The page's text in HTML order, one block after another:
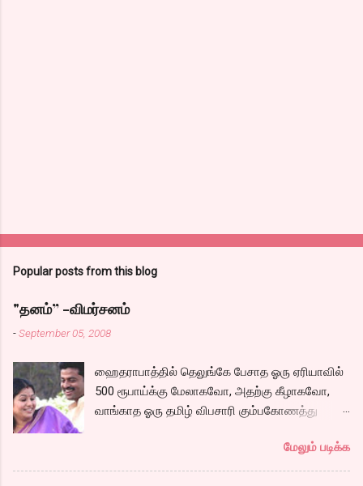
Popular posts from this blog
"தனம்” -விமர்சனம்
-September 05, 2008
ஹைதராபாத்தில் தெலுங்கே பேசாத ஓரு ஏரியாவில்
500 ரூபாய்க்கு மேலாகவோ, அதற்கு கீழாகவோ,
வாங்காத ஓரு தமிழ் விபசாரி கும்பகோணத்து
வாழ்கைபடுகிறாள். அவளுடய வாழ்கை எப்படி
அமைந்தது? என்ற ஓரு நல்ல லைனை , சங்கீதா
மேலும் படிக்க